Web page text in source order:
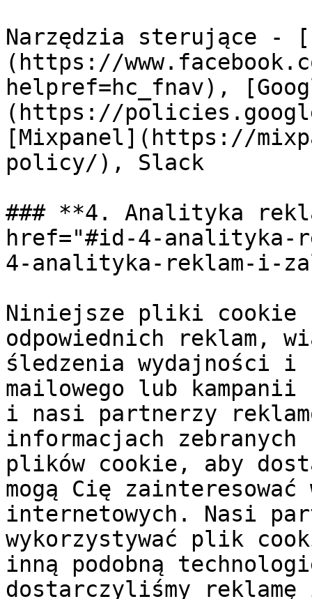
Narzędzia sterujące -
(https://
helpref=hc_fnav),
(https://
[Mixpanel](https://
policy/), Slack
### **4. Analityka
href="#id-4-analityka-
4-analityka-reklam-i-
Niniejsze pliki cookie
odpowiednich reklam,
śledzenia wydajności i
mailowego lub kampanii
i nasi partnerzy
informacjach zebranych
plików cookie, aby
mogą Cię
internetowych. Nasi
wykorzystywać plik
inną podobną
dostarczyliśmy